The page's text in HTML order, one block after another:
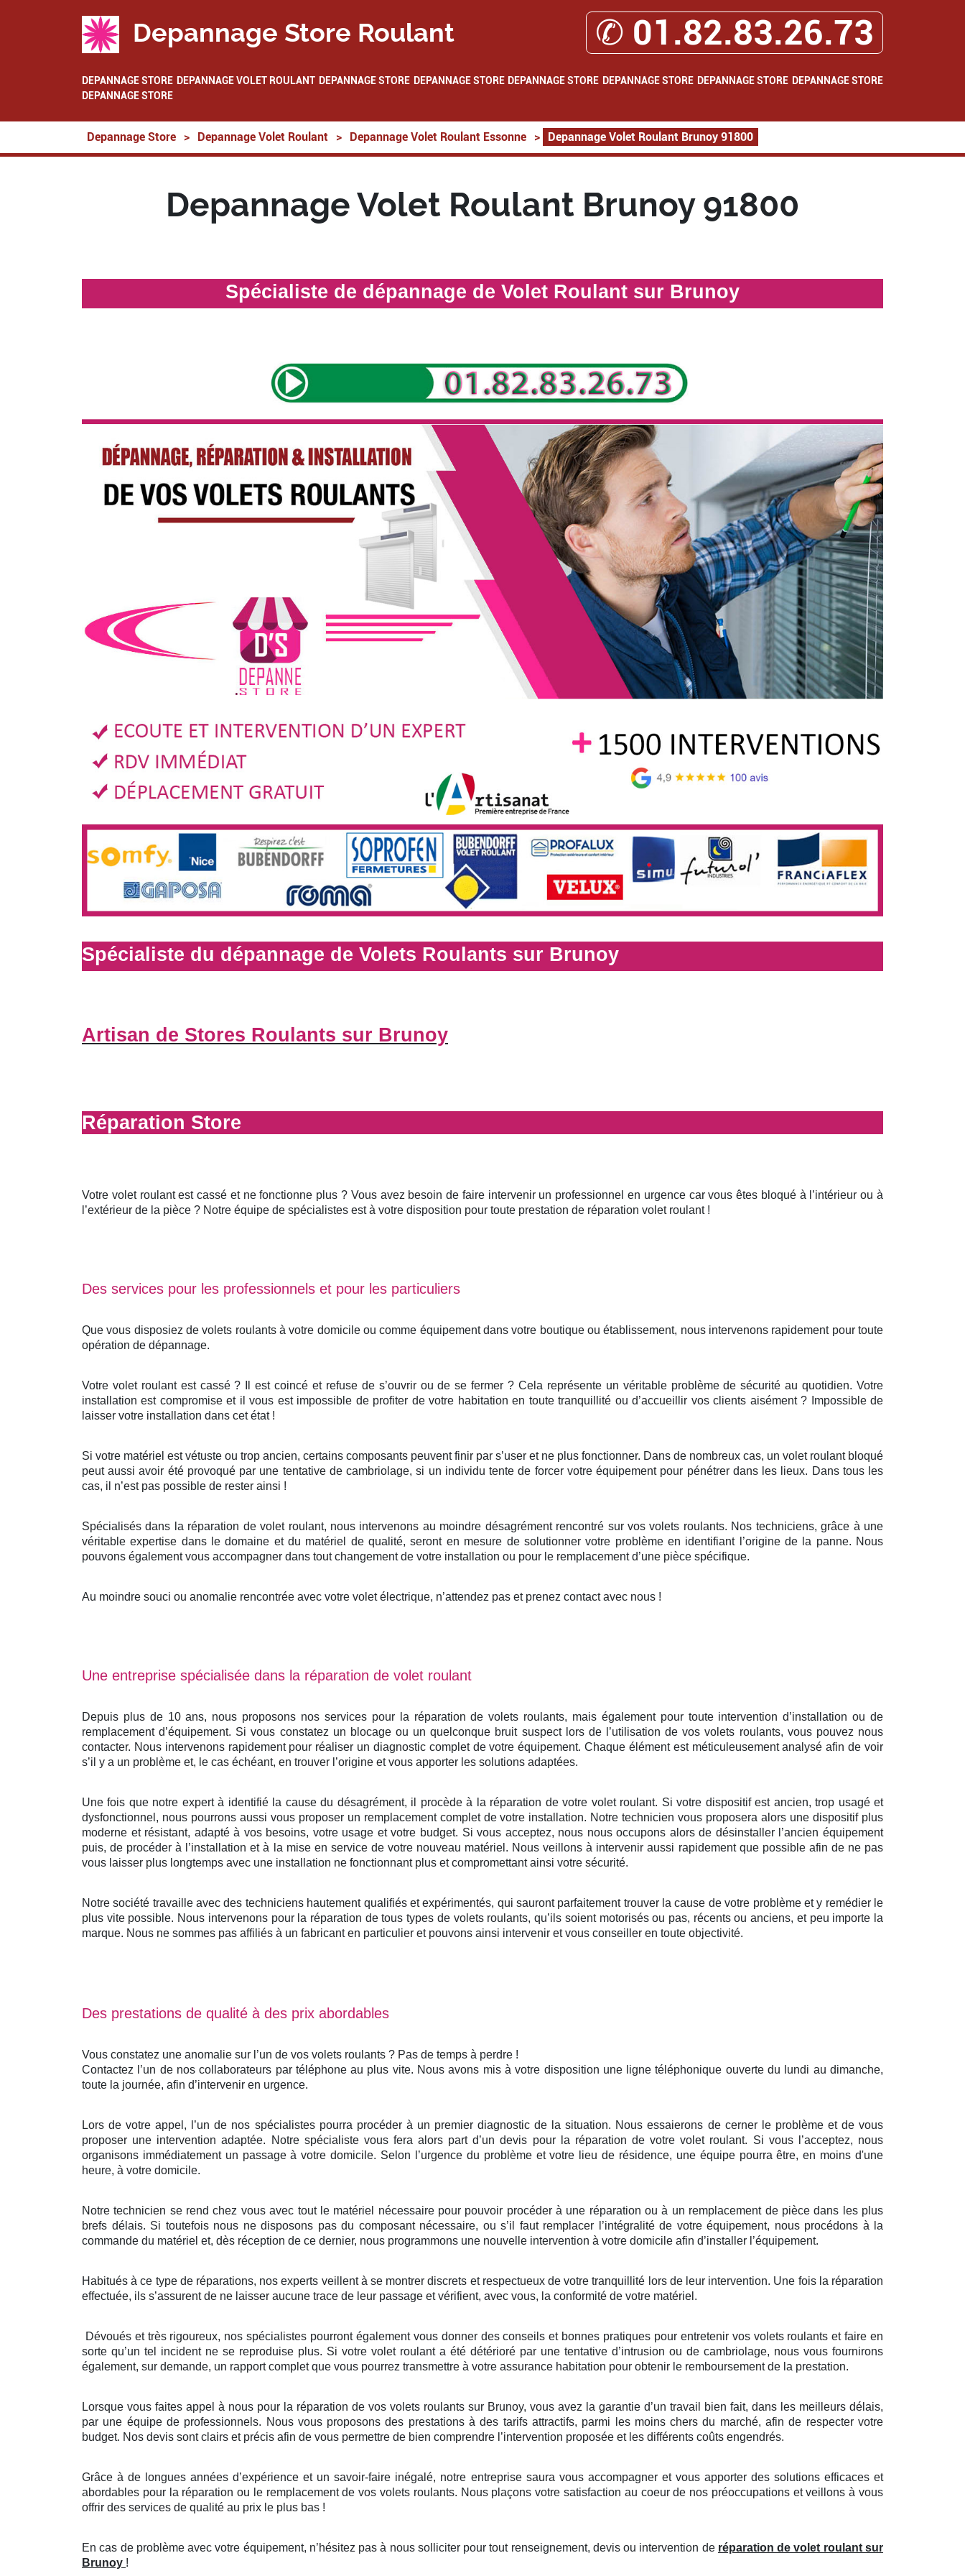
Depannage Store Roulant ✆ 01.82.83.26.73
DEPANNAGE STORE DEPANNAGE VOLET ROULANT DEPANNAGE STORE DEPANNAGE STORE DEPANNAGE STORE DEPANNAGE STORE DEPANNAGE STORE DEPANNAGE STORE
DEPANNAGE STORE
Depannage Store > Depannage Volet Roulant > Depannage Volet Roulant Essonne > Depannage Volet Roulant Brunoy 91800
Depannage Volet Roulant Brunoy 91800
Spécialiste de dépannage de Volet Roulant sur Brunoy
Spécialiste du dépannage de Volets Roulants sur Brunoy
Artisan de Stores Roulants sur Brunoy
Réparation Store
Votre volet roulant est cassé et ne fonctionne plus ? Vous avez besoin de faire intervenir un professionnel en urgence car vous êtes bloqué à l’intérieur ou à
l’extérieur de la pièce ? Notre équipe de spécialistes est à votre disposition pour toute prestation de réparation volet roulant !
Des services pour les professionnels et pour les particuliers
Que vous disposiez de volets roulants à votre domicile ou comme équipement dans votre boutique ou établissement, nous intervenons rapidement pour toute
opération de dépannage.
Votre volet roulant est cassé ? Il est coincé et refuse de s’ouvrir ou de se fermer ? Cela représente un véritable problème de sécurité au quotidien. Votre
installation est compromise et il vous est impossible de profiter de votre habitation en toute tranquillité ou d’accueillir vos clients aisément ? Impossible de
laisser votre installation dans cet état !
Si votre matériel est vétuste ou trop ancien, certains composants peuvent finir par s’user et ne plus fonctionner. Dans de nombreux cas, un volet roulant bloqué
peut aussi avoir été provoqué par une tentative de cambriolage, si un individu tente de forcer votre équipement pour pénétrer dans les lieux. Dans tous les
cas, il n’est pas possible de rester ainsi !
Spécialisés dans la réparation de volet roulant, nous intervenons au moindre désagrément rencontré sur vos volets roulants. Nos techniciens, grâce à une
véritable expertise dans le domaine et du matériel de qualité, seront en mesure de solutionner votre problème en identifiant l’origine de la panne. Nous
pouvons également vous accompagner dans tout changement de votre installation ou pour le remplacement d’une pièce spécifique.
Au moindre souci ou anomalie rencontrée avec votre volet électrique, n’attendez pas et prenez contact avec nous !
Une entreprise spécialisée dans la réparation de volet roulant
Depuis plus de 10 ans, nous proposons nos services pour la réparation de volets roulants, mais également pour toute intervention d’installation ou de
remplacement d’équipement. Si vous constatez un blocage ou un quelconque bruit suspect lors de l’utilisation de vos volets roulants, vous pouvez nous
contacter. Nous intervenons rapidement pour réaliser un diagnostic complet de votre équipement. Chaque élément est méticuleusement analysé afin de voir
s’il y a un problème et, le cas échéant, en trouver l’origine et vous apporter les solutions adaptées.
Une fois que notre expert à identifié la cause du désagrément, il procède à la réparation de votre volet roulant. Si votre dispositif est ancien, trop usagé et
dysfonctionnel, nous pourrons aussi vous proposer un remplacement complet de votre installation. Notre technicien vous proposera alors une dispositif plus
moderne et résistant, adapté à vos besoins, votre usage et votre budget. Si vous acceptez, nous nous occupons alors de désinstaller l’ancien équipement
puis, de procéder à l’installation et à la mise en service de votre nouveau matériel. Nous veillons à intervenir aussi rapidement que possible afin de ne pas
vous laisser plus longtemps avec une installation ne fonctionnant plus et compromettant ainsi votre sécurité.
Notre société travaille avec des techniciens hautement qualifiés et expérimentés, qui sauront parfaitement trouver la cause de votre problème et y remédier le
plus vite possible. Nous intervenons pour la réparation de tous types de volets roulants, qu’ils soient motorisés ou pas, récents ou anciens, et peu importe la
marque. Nous ne sommes pas affiliés à un fabricant en particulier et pouvons ainsi intervenir et vous conseiller en toute objectivité.
Des prestations de qualité à des prix abordables
Vous constatez une anomalie sur l’un de vos volets roulants ? Pas de temps à perdre !
Contactez l’un de nos collaborateurs par téléphone au plus vite. Nous avons mis à votre disposition une ligne téléphonique ouverte du lundi au dimanche,
toute la journée, afin d’intervenir en urgence.
Lors de votre appel, l’un de nos spécialistes pourra procéder à un premier diagnostic de la situation. Nous essaierons de cerner le problème et de vous
proposer une intervention adaptée. Notre spécialiste vous fera alors part d’un devis pour la réparation de votre volet roulant. Si vous l’acceptez, nous
organisons immédiatement un passage à votre domicile. Selon l’urgence du problème et votre lieu de résidence, une équipe pourra être, en moins d'une
heure, à votre domicile.
Notre technicien se rend chez vous avec tout le matériel nécessaire pour pouvoir procéder à une réparation ou à un remplacement de pièce dans les plus
brefs délais. Si toutefois nous ne disposons pas du composant nécessaire, ou s’il faut remplacer l’intégralité de votre équipement, nous procédons à la
commande du matériel et, dès réception de ce dernier, nous programmons une nouvelle intervention à votre domicile afin d’installer l’équipement.
Habitués à ce type de réparations, nos experts veillent à se montrer discrets et respectueux de votre tranquillité lors de leur intervention. Une fois la réparation
effectuée, ils s’assurent de ne laisser aucune trace de leur passage et vérifient, avec vous, la conformité de votre matériel.
Dévoués et très rigoureux, nos spécialistes pourront également vous donner des conseils et bonnes pratiques pour entretenir vos volets roulants et faire en
sorte qu’un tel incident ne se reproduise plus. Si votre volet roulant a été détérioré par une tentative d’intrusion ou de cambriolage, nous vous fournirons
également, sur demande, un rapport complet que vous pourrez transmettre à votre assurance habitation pour obtenir le remboursement de la prestation.
Lorsque vous faites appel à nous pour la réparation de vos volets roulants sur Brunoy, vous avez la garantie d’un travail bien fait, dans les meilleurs délais,
par une équipe de professionnels. Nous vous proposons des prestations à des tarifs attractifs, parmi les moins chers du marché, afin de respecter votre
budget. Nos devis sont clairs et précis afin de vous permettre de bien comprendre l’intervention proposée et les différents coûts engendrés.
Grâce à de longues années d’expérience et un savoir-faire inégalé, notre entreprise saura vous accompagner et vous apporter des solutions efficaces et
abordables pour la réparation ou le remplacement de vos volets roulants. Nous plaçons votre satisfaction au coeur de nos préoccupations et veillons à vous
offrir des services de qualité au prix le plus bas !
En cas de problème avec votre équipement, n’hésitez pas à nous solliciter pour tout renseignement, devis ou intervention de réparation de volet roulant sur
Brunoy !